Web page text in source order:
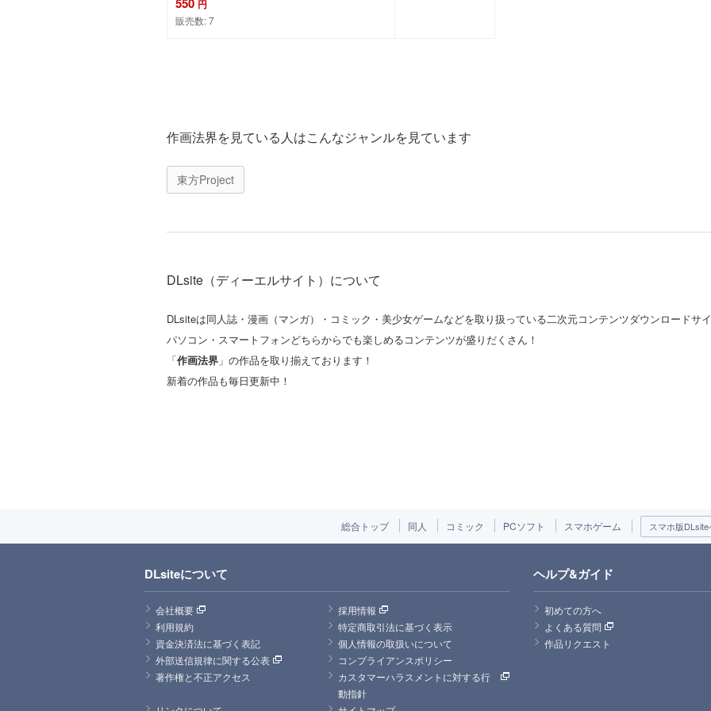
円
販売数:7
作画法界を見ている人はこんなジャンルを見ています
東方Project
DLsite（ディーエルサイト）について
DLsiteは同人誌・漫画（マンガ）・コミック・美少女ゲームなどを取り扱っている二次元コンテンツダウンロードサイ
パソコン・スマートフォンどちらからでも楽しめるコンテンツが盛りだくさん！
「作画法界 」の作品を取り揃えております！
新着の作品も毎日更新中！
総合トップ 同人 コミック PCソフト スマホゲーム スマホ版DLsite
DLsiteについて
会社概要
採用情報
利用規約
特定商取引法に基づく表示
資金決済法に基づく表記
個人情報の取扱いについて
外部送信規律に関する公表
コンプライアンスポリシー
著作権と不正アクセス
カスタマーハラスメントに対する行
動指針
ヘルプ&ガイド
初めての方へ
よくある質問
作品リクエスト